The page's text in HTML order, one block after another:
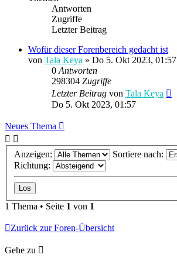
Antworten
Zugriffe
Letzter Beitrag
Wofür dieser Forenbereich gedacht ist
von Tala Keya » Do 5. Okt 2023, 01:57
0 Antworten
298304 Zugriffe
Letzter Beitrag von Tala Keya
Do 5. Okt 2023, 01:57
Neues Thema
Anzeigen:
Sortiere nach:
Richtung:
1 Thema • Seite 1 von 1
Zurück zur Foren-Übersicht
Gehe zu